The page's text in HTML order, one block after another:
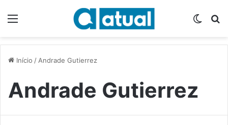
Início / Andrade Gutierrez
Andrade Gutierrez